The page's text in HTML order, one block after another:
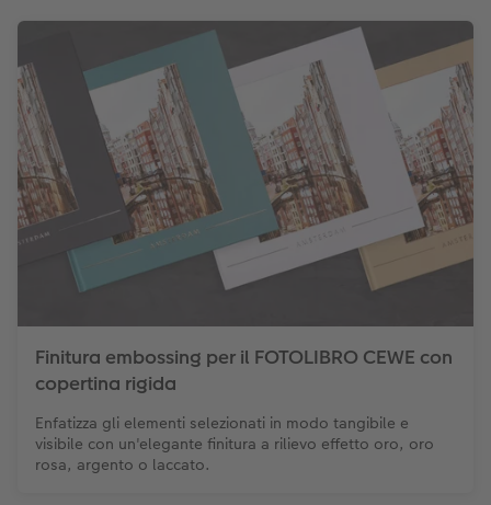
Finitura embossing per il FOTOLIBRO CEWE con
copertina rigida
Enfatizza gli elementi selezionati in modo tangibile e
visibile con un'elegante finitura a rilievo effetto oro, oro
rosa, argento o laccato.